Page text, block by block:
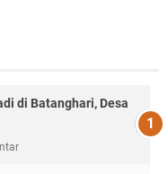
di Batanghari, Desa